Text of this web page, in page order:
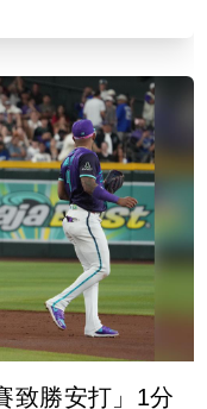
致勝安打」1分